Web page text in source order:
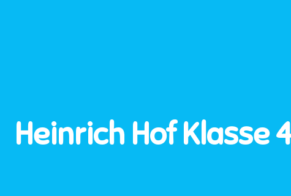
Heinrich Hof Klasse